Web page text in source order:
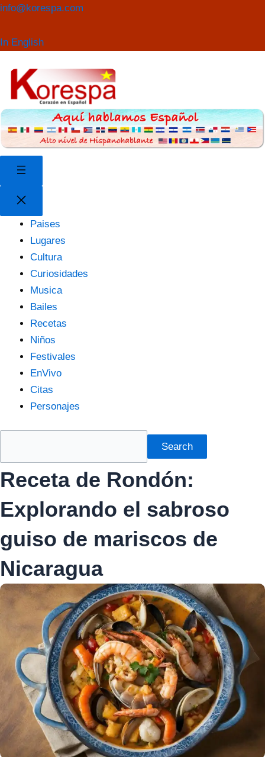
Saltar
contenido
info@korespa.com
In English
Paises
Lugares
Cultura
Curiosidades
Musica
Bailes
Recetas
Niños
Festivales
EnVivo
Citas
Personajes
Buscar
Search
Receta de Rondón:
Explorando el sabroso
guiso de mariscos de
Nicaragua